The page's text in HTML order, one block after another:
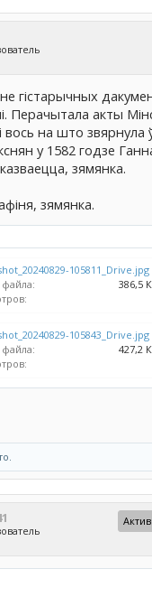
гістарычных
Перачытала акты
вось на што звярнула
у 1582 годзе
зямянка.
зямянка.
105811_Drive.jpg
386,5
105843_Drive.jpg
427,2